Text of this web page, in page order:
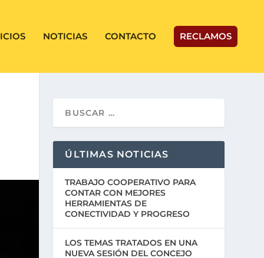
NOTICIAS CONTACTO RECLAMOS
ÚLTIMAS NOTICIAS
TRABAJO COOPERATIVO PARA
CONTAR CON MEJORES
HERRAMIENTAS DE
CONECTIVIDAD Y PROGRESO
LOS TEMAS TRATADOS EN UNA
NUEVA SESIÓN DEL CONCEJO